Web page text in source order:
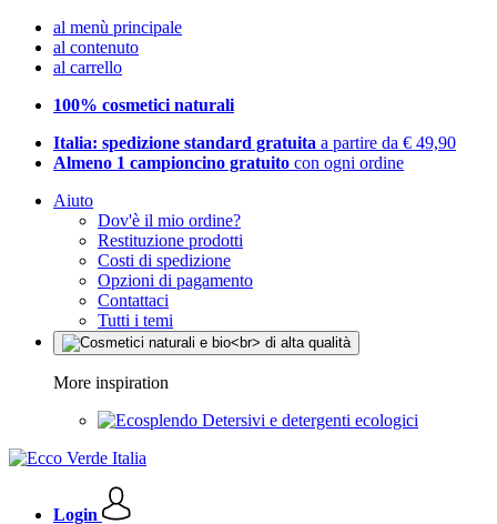
al menù principale
al contenuto
al carrello
100% cosmetici naturali
Italia: spedizione standard gratuita a partire da € 49,90
Almeno 1 campioncino gratuito con ogni ordine
Aiuto
Dov'è il mio ordine?
Restituzione prodotti
Costi di spedizione
Opzioni di pagamento
Contattaci
Tutti i temi
More inspiration
Detersivi e detergenti ecologici
Login